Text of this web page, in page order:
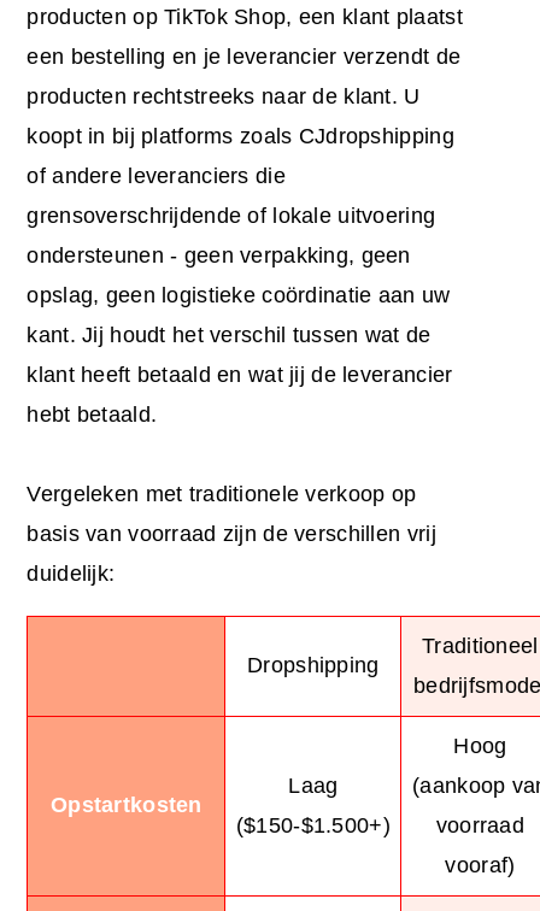
producten op TikTok Shop, een klant plaatst
een bestelling en je leverancier verzendt de
producten rechtstreeks naar de klant. U
koopt in bij platforms zoals CJdropshipping
of andere leveranciers die
grensoverschrijdende of lokale uitvoering
ondersteunen - geen verpakking, geen
opslag, geen logistieke coördinatie aan uw
kant. Jij houdt het verschil tussen wat de
klant heeft betaald en wat jij de leverancier
hebt betaald.
Vergeleken met traditionele verkoop op
basis van voorraad zijn de verschillen vrij
duidelijk:
Dropshipping
Traditioneel
Opstartkosten
Laag
($150-$1.500+)
Hoog
(aankoop
voorraad
vooraf)